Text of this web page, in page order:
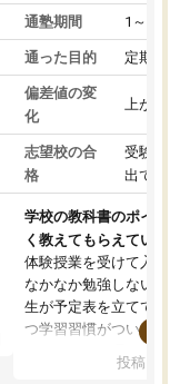
通塾期間 1～3ヵ月
通った目的 定期テス
偏差値の変
化
上がった
志望校の合
格
受験して
出ていな
学校の教科書のポイント
く教えてもらえている
体験授業を受けて入塾し
なかなか勉強しない息子
生が予定表を立ててくれ
つ学習習慣がついてきま
指導が無い日も予定表
投稿日：